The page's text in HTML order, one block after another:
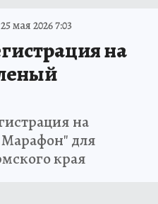
25 мая 2026 7:03
на
на
для
края